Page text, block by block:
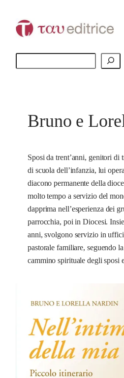
contenuto
Bruno e
Sposi da trent’anni, genitori di
di scuola dell’infanzia, lui
diacono permanente della
molto tempo a servizio del
dapprima nell’esperienza dei
parrocchia, poi in Diocesi.
anni, svolgono servizio in
pastorale familiare, seguendo
cammino spirituale degli sposi